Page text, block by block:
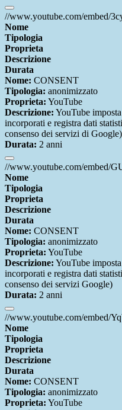
//www.youtube.com/embed/
Nome
Tipologia
Proprieta
Descrizione
Durata
Nome: CONSENT
Tipologia: anonimizzato
Proprieta: YouTube
Descrizione: YouTube
incorporati e registra dati
consenso dei servizi di Google)
Durata: 2 anni
//www.youtube.com/embed/
Nome
Tipologia
Proprieta
Descrizione
Durata
Nome: CONSENT
Tipologia: anonimizzato
Proprieta: YouTube
Descrizione: YouTube
incorporati e registra dati
consenso dei servizi Google)
Durata: 2 anni
//www.youtube.com/embed/
Nome
Tipologia
Proprieta
Descrizione
Durata
Nome: CONSENT
Tipologia: anonimizzato
Proprieta: YouTube